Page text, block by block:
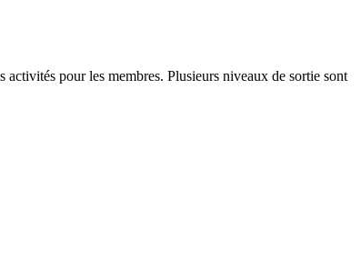
pour les membres. Plusieurs niveaux de sortie sont